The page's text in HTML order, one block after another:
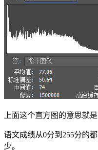
上面这个直方图的意思就是
语文成绩从0分到255分的
少。